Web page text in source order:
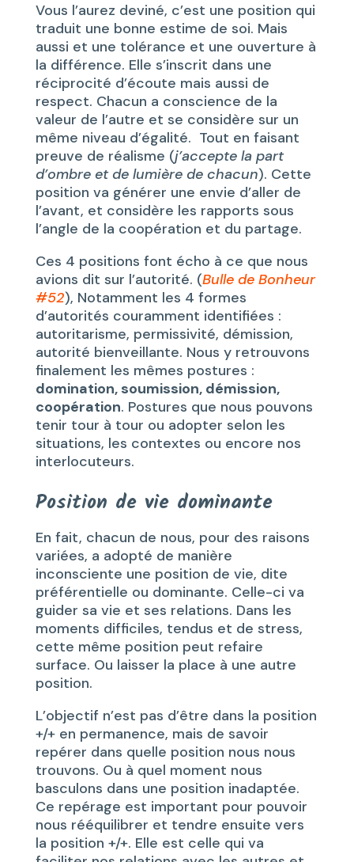
Vous l’aurez deviné, c’est une position qui
traduit une bonne estime de soi. Mais
aussi et une tolérance et une ouverture à
la différence. Elle s’inscrit dans une
réciprocité d’écoute mais aussi de
respect. Chacun a conscience de la
valeur de l’autre et se considère sur un
même niveau d’égalité. Tout en faisant
preuve de réalisme (j’accepte la part
d’ombre et de lumière de chacun). Cette
position va générer une envie d’aller de
l’avant, et considère les rapports sous
l’angle de la coopération et du partage.
Ces 4 positions font écho à ce que nous
avions dit sur l’autorité. (Bulle de Bonheur
#52), Notamment les 4 formes
d’autorités couramment identifiées :
autoritarisme, permissivité, démission,
autorité bienveillante. Nous y retrouvons
finalement les mêmes postures :
domination, soumission, démission,
coopération. Postures que nous pouvons
tenir tour à tour ou adopter selon les
situations, les contextes ou encore nos
interlocuteurs.
Position de vie dominante
En fait, chacun de nous, pour des raisons
variées, a adopté de manière
inconsciente une position de vie, dite
préférentielle ou dominante. Celle-ci va
guider sa vie et ses relations. Dans les
moments difficiles, tendus et de stress,
cette même position peut refaire
surface. Ou laisser la place à une autre
position.
L’objectif n’est pas d’être dans la position
+/+ en permanence, mais de savoir
repérer dans quelle position nous nous
trouvons. Ou à quel moment nous
basculons dans une position inadaptée.
Ce repérage est important pour pouvoir
nous rééquilibrer et tendre ensuite vers
la position +/+. Elle est celle qui va